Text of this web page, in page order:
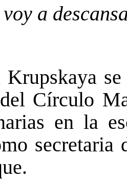
voy a
Krupskaya
Círculo
en la